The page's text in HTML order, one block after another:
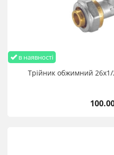
в наявності
Трійник обжимний